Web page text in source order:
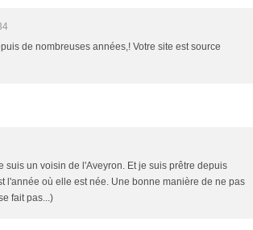
de nombreuses années,! Votre site est source
suis un voisin de l'Aveyron. Et je suis prêtre depuis
l'année où elle est née. Une bonne manière de ne pas
fait pas...)